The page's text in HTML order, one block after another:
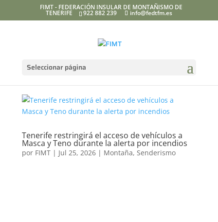
FIMT - FEDERACIÓN INSULAR DE MONTAÑISMO DE
TENERIFE 922 882 239 info@fedtfm.es
Seleccionar página
Tenerife restringirá el acceso de vehículos a
Masca y Teno durante la alerta por incendios
por FIMT| Jul 25, 2026| Montaña, Senderismo